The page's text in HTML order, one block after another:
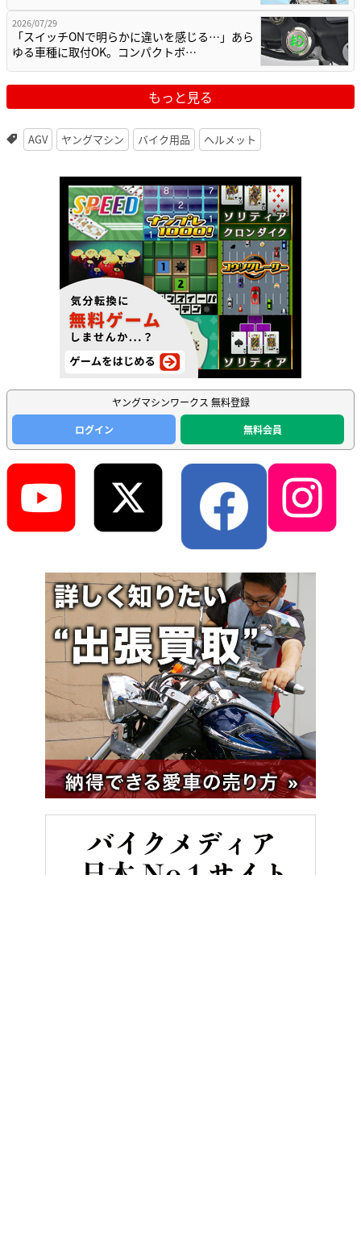
2026/07/29
「スイッチONで明らかに違いを感じる…」あら
ゆる車種に取付OK。コンパクトボ…
もっと見る
AGV ヤングマシン バイク用品 ヘルメット
ヤングマシンワークス 無料登録
ログイン
無料会員